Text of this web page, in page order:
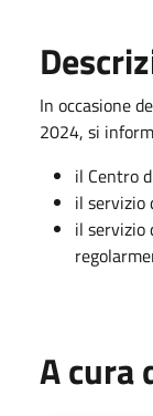
In occasione
2024, si
il Centro
il servizio
il servizio
A cura